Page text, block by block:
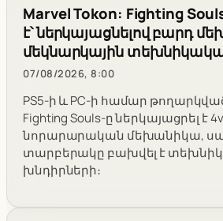
Marvel Tokon: Fighting
է՝ ներկայացնելով բարդ
մեկնարկային
07/08/2026, 8:00
PS5-ի և PC-ի համար թողարկված
Fighting Souls-ը ներկայացրել է
նորարարական մեխանիկա,
տարբերակը բախվել է
խնդիրների։